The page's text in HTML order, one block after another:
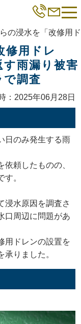
の浸水を「改修用
修用ドレ
雨漏り被害
で調査
：2025年06月28日
日のみ発生する雨
頼したものの、
。
浸水原因を調査さ
口周辺に問題があ
用ドレンの設置を
りました。